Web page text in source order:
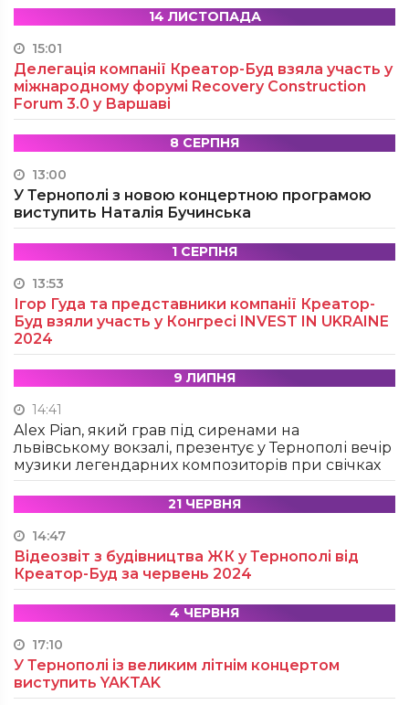
14 ЛИСТОПАДА
15:01
Делегація компанії Креатор-Буд взяла участь у
міжнародному форумі Recovery Construction
Forum 3.0 у Варшаві
8 СЕРПНЯ
13:00
У Тернополі з новою концертною програмою
виступить Наталія Бучинська
1 СЕРПНЯ
13:53
Ігор Гуда та представники компанії Креатор-
Буд взяли участь у Конгресі INVEST IN UKRAINE
2024
9 ЛИПНЯ
14:41
Alex Pian, який грав під сиренами на
львівському вокзалі, презентує у Тернополі вечір
музики легендарних композиторів при свічках
21 ЧЕРВНЯ
14:47
Відеозвіт з будівництва ЖК у Тернополі від
Креатор-Буд за червень 2024
4 ЧЕРВНЯ
17:10
У Тернополі із великим літнім концертом
виступить YAKTAK